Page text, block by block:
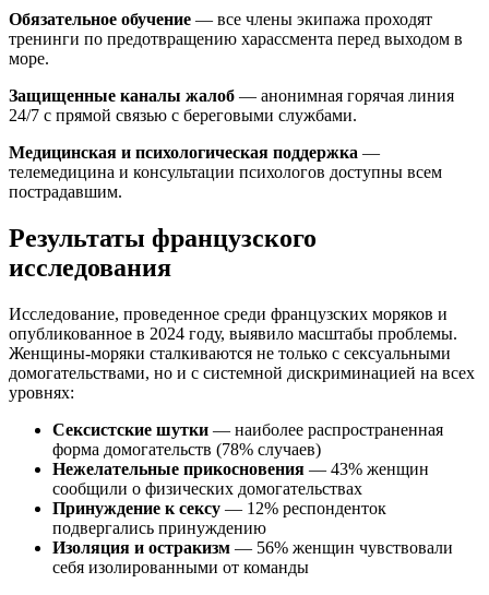
Обязательное обучение — все члены экипажа проходят
тренинги по предотвращению харассмента перед выходом в
море.
Защищенные каналы жалоб — анонимная горячая линия
24/7 с прямой связью с береговыми службами.
Медицинская и психологическая поддержка —
телемедицина и консультации психологов доступны всем
пострадавшим.
Результаты французского
исследования
Исследование, проведенное среди французских моряков и
опубликованное в 2024 году, выявило масштабы проблемы.
Женщины-моряки сталкиваются не только с сексуальными
домогательствами, но и с системной дискриминацией на всех
уровнях:
Сексистские шутки — наиболее распространенная
форма домогательств (78% случаев)
Нежелательные прикосновения — 43% женщин
сообщили о физических домогательствах
Принуждение к сексу — 12% респонденток
подвергались принуждению
Изоляция и остракизм — 56% женщин чувствовали
себя изолированными от команды